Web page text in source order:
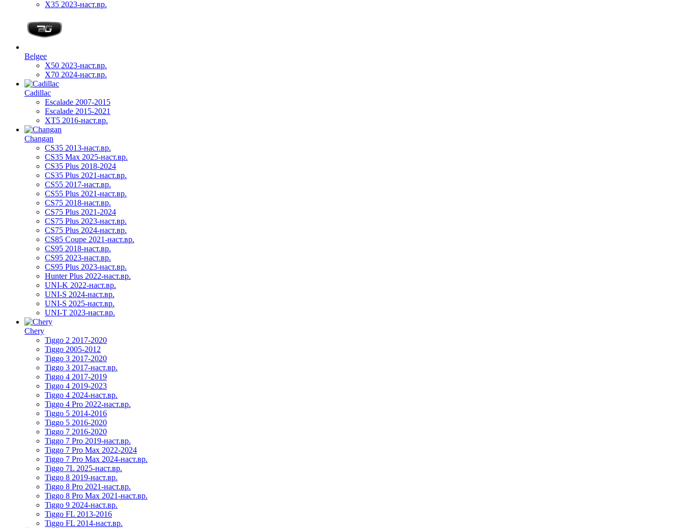
X35 2023-наст.вр.
Belgee
X50 2023-наст.вр.
X70 2024-наст.вр.
Cadillac
Escalade 2007-2015
Escalade 2015-2021
XT5 2016-наст.вр.
Changan
CS35 2013-наст.вр.
CS35 Max 2025-наст.вр.
CS35 Plus 2018-2024
CS35 Plus 2021-наст.вр.
CS55 2017-наст.вр.
CS55 Plus 2021-наст.вр.
CS75 2018-наст.вр.
CS75 Plus 2021-2024
CS75 Plus 2023-наст.вр.
CS75 Plus 2024-наст.вр.
CS85 Coupe 2021-наст.вр.
CS95 2018-наст.вр.
CS95 2023-наст.вр.
CS95 Plus 2023-наст.вр.
Hunter Plus 2022-наст.вр.
UNI-K 2022-наст.вр.
UNI-S 2024-наст.вр.
UNI-S 2025-наст.вр.
UNI-T 2023-наст.вр.
Chery
Tiggo 2 2017-2020
Tiggo 2005-2012
Tiggo 3 2017-2020
Tiggo 3 2017-наст.вр.
Tiggo 4 2017-2019
Tiggo 4 2019-2023
Tiggo 4 2024-наст.вр.
Tiggo 4 Pro 2022-наст.вр.
Tiggo 5 2014-2016
Tiggo 5 2016-2020
Tiggo 7 2016-2020
Tiggo 7 Pro 2019-наст.вр.
Tiggo 7 Pro Max 2022-2024
Tiggo 7 Pro Max 2024-наст.вр.
Tiggo 7L 2025-наст.вр.
Tiggo 8 2019-наст.вр.
Tiggo 8 Pro 2021-наст.вр.
Tiggo 8 Pro Max 2021-наст.вр.
Tiggo 9 2024-наст.вр.
Tiggo FL 2013-2016
Tiggo FL 2014-наст.вр.